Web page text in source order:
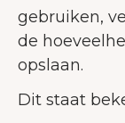
gebruiken,
de
opslaan.
Dit staat